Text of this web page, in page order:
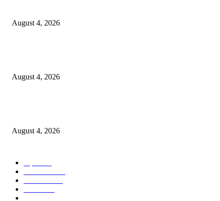
August 4, 2026
August 4, 2026
August 4, 2026